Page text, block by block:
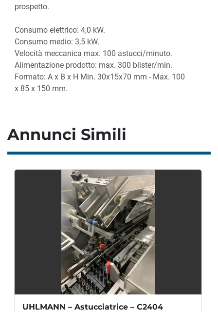
prospetto.
Consumo elettrico: 4,0 kW.
Consumo medio: 3,5 kW.
Velocità meccanica max. 100 astucci/minuto.
Alimentazione prodotto: max. 300 blister/min.
Formato: A x B x H Min. 30x15x70 mm - Max. 100
x 85 x 150 mm.
Annunci Simili
UHLMANN – Astucciatrice – C2404